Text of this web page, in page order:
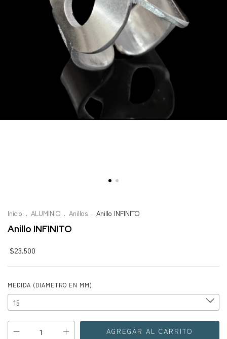
Inicio . ALUMINIO . Anillos . Anillo INFINITO
Anillo INFINITO
$23.500
MEDIDA (DIAMETRO EN MM)